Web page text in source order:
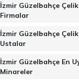
İzmir Güzelbahçe
Firmalar
İzmir Güzelbahçe
Ustalar
İzmir Güzelbahçe En
Minareler